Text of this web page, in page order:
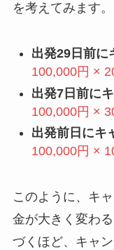
を考えてみます。
出発29日前に
100,000円 ×
出発7日前に
100,000円 ×
出発前日にキ
100,000円 ×
このように、キ
金が大きく変わ
づくほど、キャ